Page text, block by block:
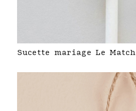
Sucette mariage Le Match